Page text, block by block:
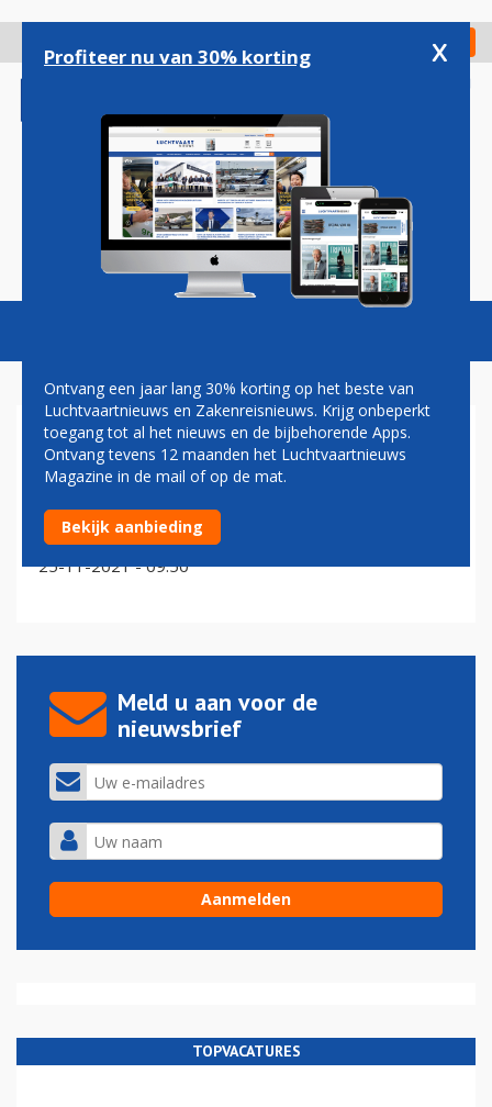
gaan
Check in
Magazine Podcasts Vacatures
ABUJA
Nigeria wil in april alsnog staatsmaatschappij Nigeria
Air starten
25-11-2021 - 09:50
Meld u aan voor de
nieuwsbrief
TOPVACATURES
Profiteer nu van 30% korting x
Ontvang een jaar lang 30% korting op het beste van
Luchtvaartnieuws en Zakenreisnieuws. Krijg onbeperkt
toegang tot al het nieuws en de bijbehorende Apps.
Ontvang tevens 12 maanden het Luchtvaartnieuws
Magazine in de mail of op de mat.
Bekijk aanbieding